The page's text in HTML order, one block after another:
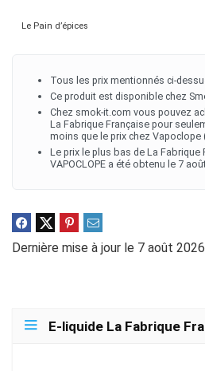
Le Pain d’épices
Tous les prix mentionnés ci-
Ce produit est disponible chez
Chez smok-it.com vous pouvez
La Fabrique Française pour
moins que le prix chez Vapoclope
Le prix le plus bas de La Fabrique
VAPOCLOPE a été obtenu le 7
Dernière mise à jour le 7 août
E-liquide La Fabrique